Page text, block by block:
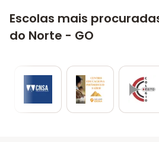
Escolas mais
do Norte - GO